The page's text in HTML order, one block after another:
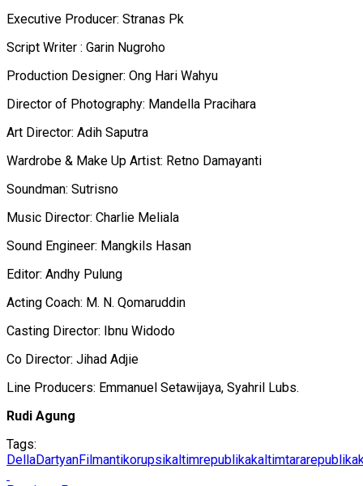
Executive Producer: Stranas Pk
Script Writer : Garin Nugroho
Production Designer: Ong Hari Wahyu
Director of Photography: Mandella Pracihara
Art Director: Adih Saputra
Wardrobe & Make Up Artist: Retno Damayanti
Soundman: Sutrisno
Music Director: Charlie Meliala
Sound Engineer: Mangkils Hasan
Editor: Andhy Pulung
Acting Coach: M. N. Qomaruddin
Casting Director: Ibnu Widodo
Co Director: Jihad Adjie
Line Producers: Emmanuel Setawijaya, Syahril Lubs.
Rudi Agung
Tags:
DellaDartyanFilmantikorupsikaltimrepublikakaltimtararepublika